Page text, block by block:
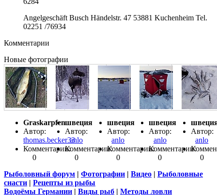
Angelgeschäft Busch Händelstr. 47 53881 Kuchenheim Tel.
02251 /76934
Комментарии
Новые фотографии
Graskarpfen
Автор:
thomas.becker33
Комментарии:
0
швеция
Автор:
anlo
Комментарии:
0
швеция
Автор:
anlo
Комментарии:
0
швеция
Автор:
anlo
Комментарии:
0
Автор:
anlo
0
Рыболовный форум | Фотографии | Видео | Рыболовные
снасти | Рецепты из рыбы
Водоёмы Германии | Виды рыб | Методы ловли